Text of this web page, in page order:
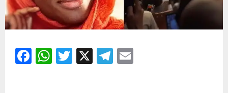
Facebook
WhatsApp
Twitter
X Telegram